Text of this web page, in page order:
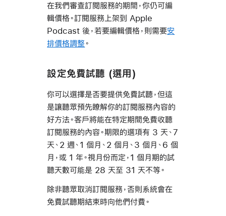
在我們審查訂閱服務的期間，你仍可編
輯價格。訂閱服務上架到 Apple
Podcast 後，若要編輯價格，則需要安
排價格調整。
設定免費試聽 (選用)
你可以選擇是否要提供免費試聽，但這
是讓聽眾預先瞭解你的訂閱服務內容的
好方法。客戶將能在特定期間免費收聽
訂閱服務的內容。期限的選項有 3 天、7
天、2 週、1 個月、2 個月、3 個月、6 個
月，或 1 年。視月份而定，1 個月期的試
聽天數可能是 28 天至 31 天不等。
除非聽眾取消訂閱服務，否則系統會在
免費試聽期結束時向他們付費。